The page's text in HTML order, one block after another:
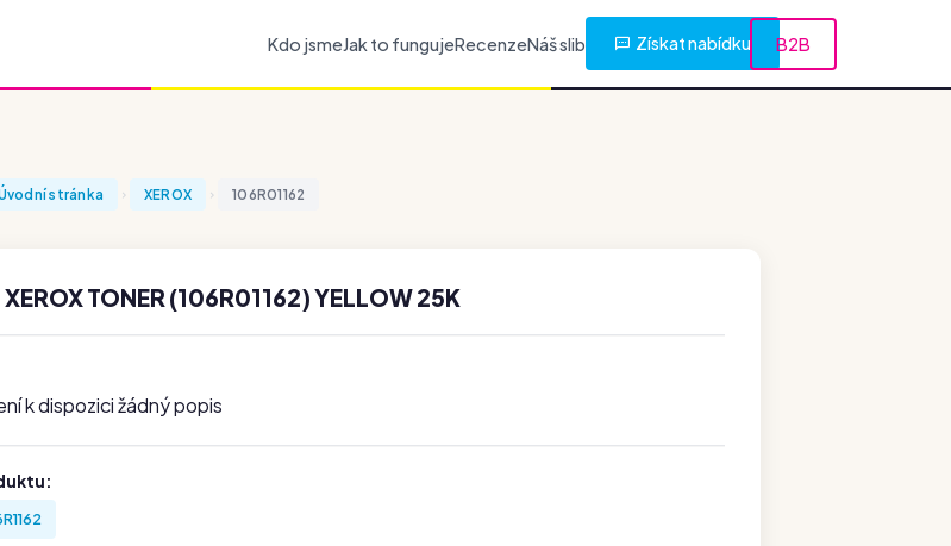
Kdo jsmeJak to fungujeRecenzeNáš slib Získat nabídku B2B
stránka XEROX 106R01162
TONER (106R01162) YELLOW 25K
k dispozici žádný popis